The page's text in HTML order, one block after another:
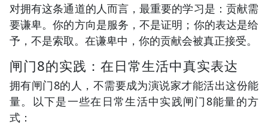
对拥有这条通道的人而言，最重要的学习是：贡献需
要谦卑。你的方向是服务，不是证明；你的表达是给
予，不是索取。在谦卑中，你的贡献会被真正接受。
闸门8的实践：在日常生活中真实表达
拥有闸门8的人，不需要成为演说家才能活出这份能
量。以下是一些在日常生活中实践闸门8能量的方
式：